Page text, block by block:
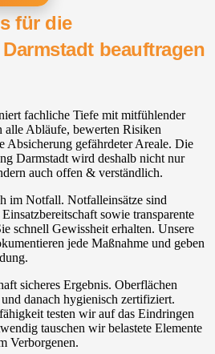
für die
beauftragen
fachliche Tiefe mit mitfühlender
alle Abläufe, bewerten Risiken
Absicherung gefährdeter Areale. Die
Darmstadt wird deshalb nicht nur
auch offen & verständlich.
im Notfall. Notfalleinsätze sind
sowie transparente
schnell Gewissheit erhalten. Unsere
jede Maßnahme und geben
sicheres Ergebnis. Oberflächen
danach hygienisch zertifiziert.
testen wir auf das Eindringen
tauschen wir belastete Elemente
Verborgenen.